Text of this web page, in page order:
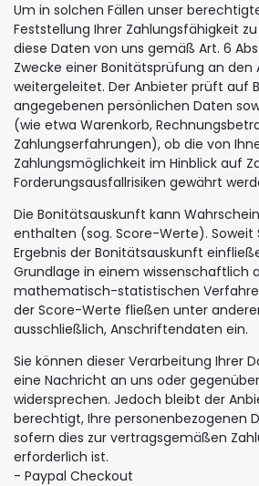
Um in solchen Fällen unser
Feststellung Ihrer Zahlungsfähigkeit
diese Daten von uns gemäß Art. 6
Zwecke einer Bonitätsprüfung an den
weitergeleitet. Der Anbieter prüft auf
angegebenen persönlichen Daten
(wie etwa Warenkorb,
Zahlungserfahrungen), ob die von
Zahlungsmöglichkeit im Hinblick auf
Forderungsausfallrisiken gewährt
Die Bonitätsauskunft kann
enthalten (sog. Score-Werte). Soweit
Ergebnis der Bonitätsauskunft
Grundlage in einem wissenschaftlich
mathematisch-statistischen
der Score-Werte fließen unter
ausschließlich, Anschriftendaten ein.
Sie können dieser Verarbeitung Ihrer
eine Nachricht an uns oder
widersprechen. Jedoch bleibt der
berechtigt, Ihre personenbezogenen
sofern dies zur vertragsgemäßen
erforderlich ist.
- Paypal Checkout